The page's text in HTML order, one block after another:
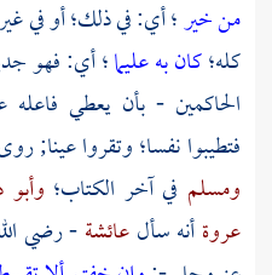
من خير؛ أي: في ذلك؛ أو في
كله؛كان به عليما؛ أي: فهو
الحاكمين - بأن يعطي
فتطيبوا نفسا؛ وتقروا عينا;
ومسلم في آخر الكتاب؛ وأبو
عروةأنه سألعائشة- رضي